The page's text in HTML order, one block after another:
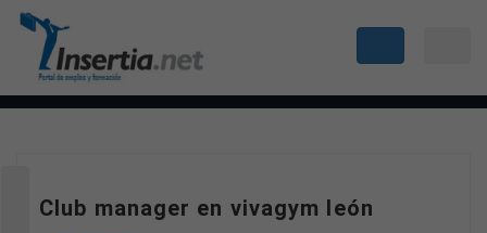
Club manager en vivagym león